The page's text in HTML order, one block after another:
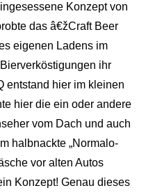
Konzept von
das â€žCraft Beer
eigenen Ladens im
ihr
entstand hier im kleinen
hier die ein oder andere
vom Dach und auch
halbnackte „Normalo-
vor alten Autos
Konzept! Genau dieses